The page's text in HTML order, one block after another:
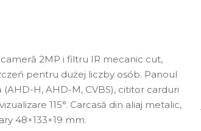
2MP i filtru IR mecanic cut,
pentru dużej liczby osób. Panoul
H, AHD-M, CVBS), cititor carduri
115°. Carcasă din aliaj metalic,
48×133×19 mm.